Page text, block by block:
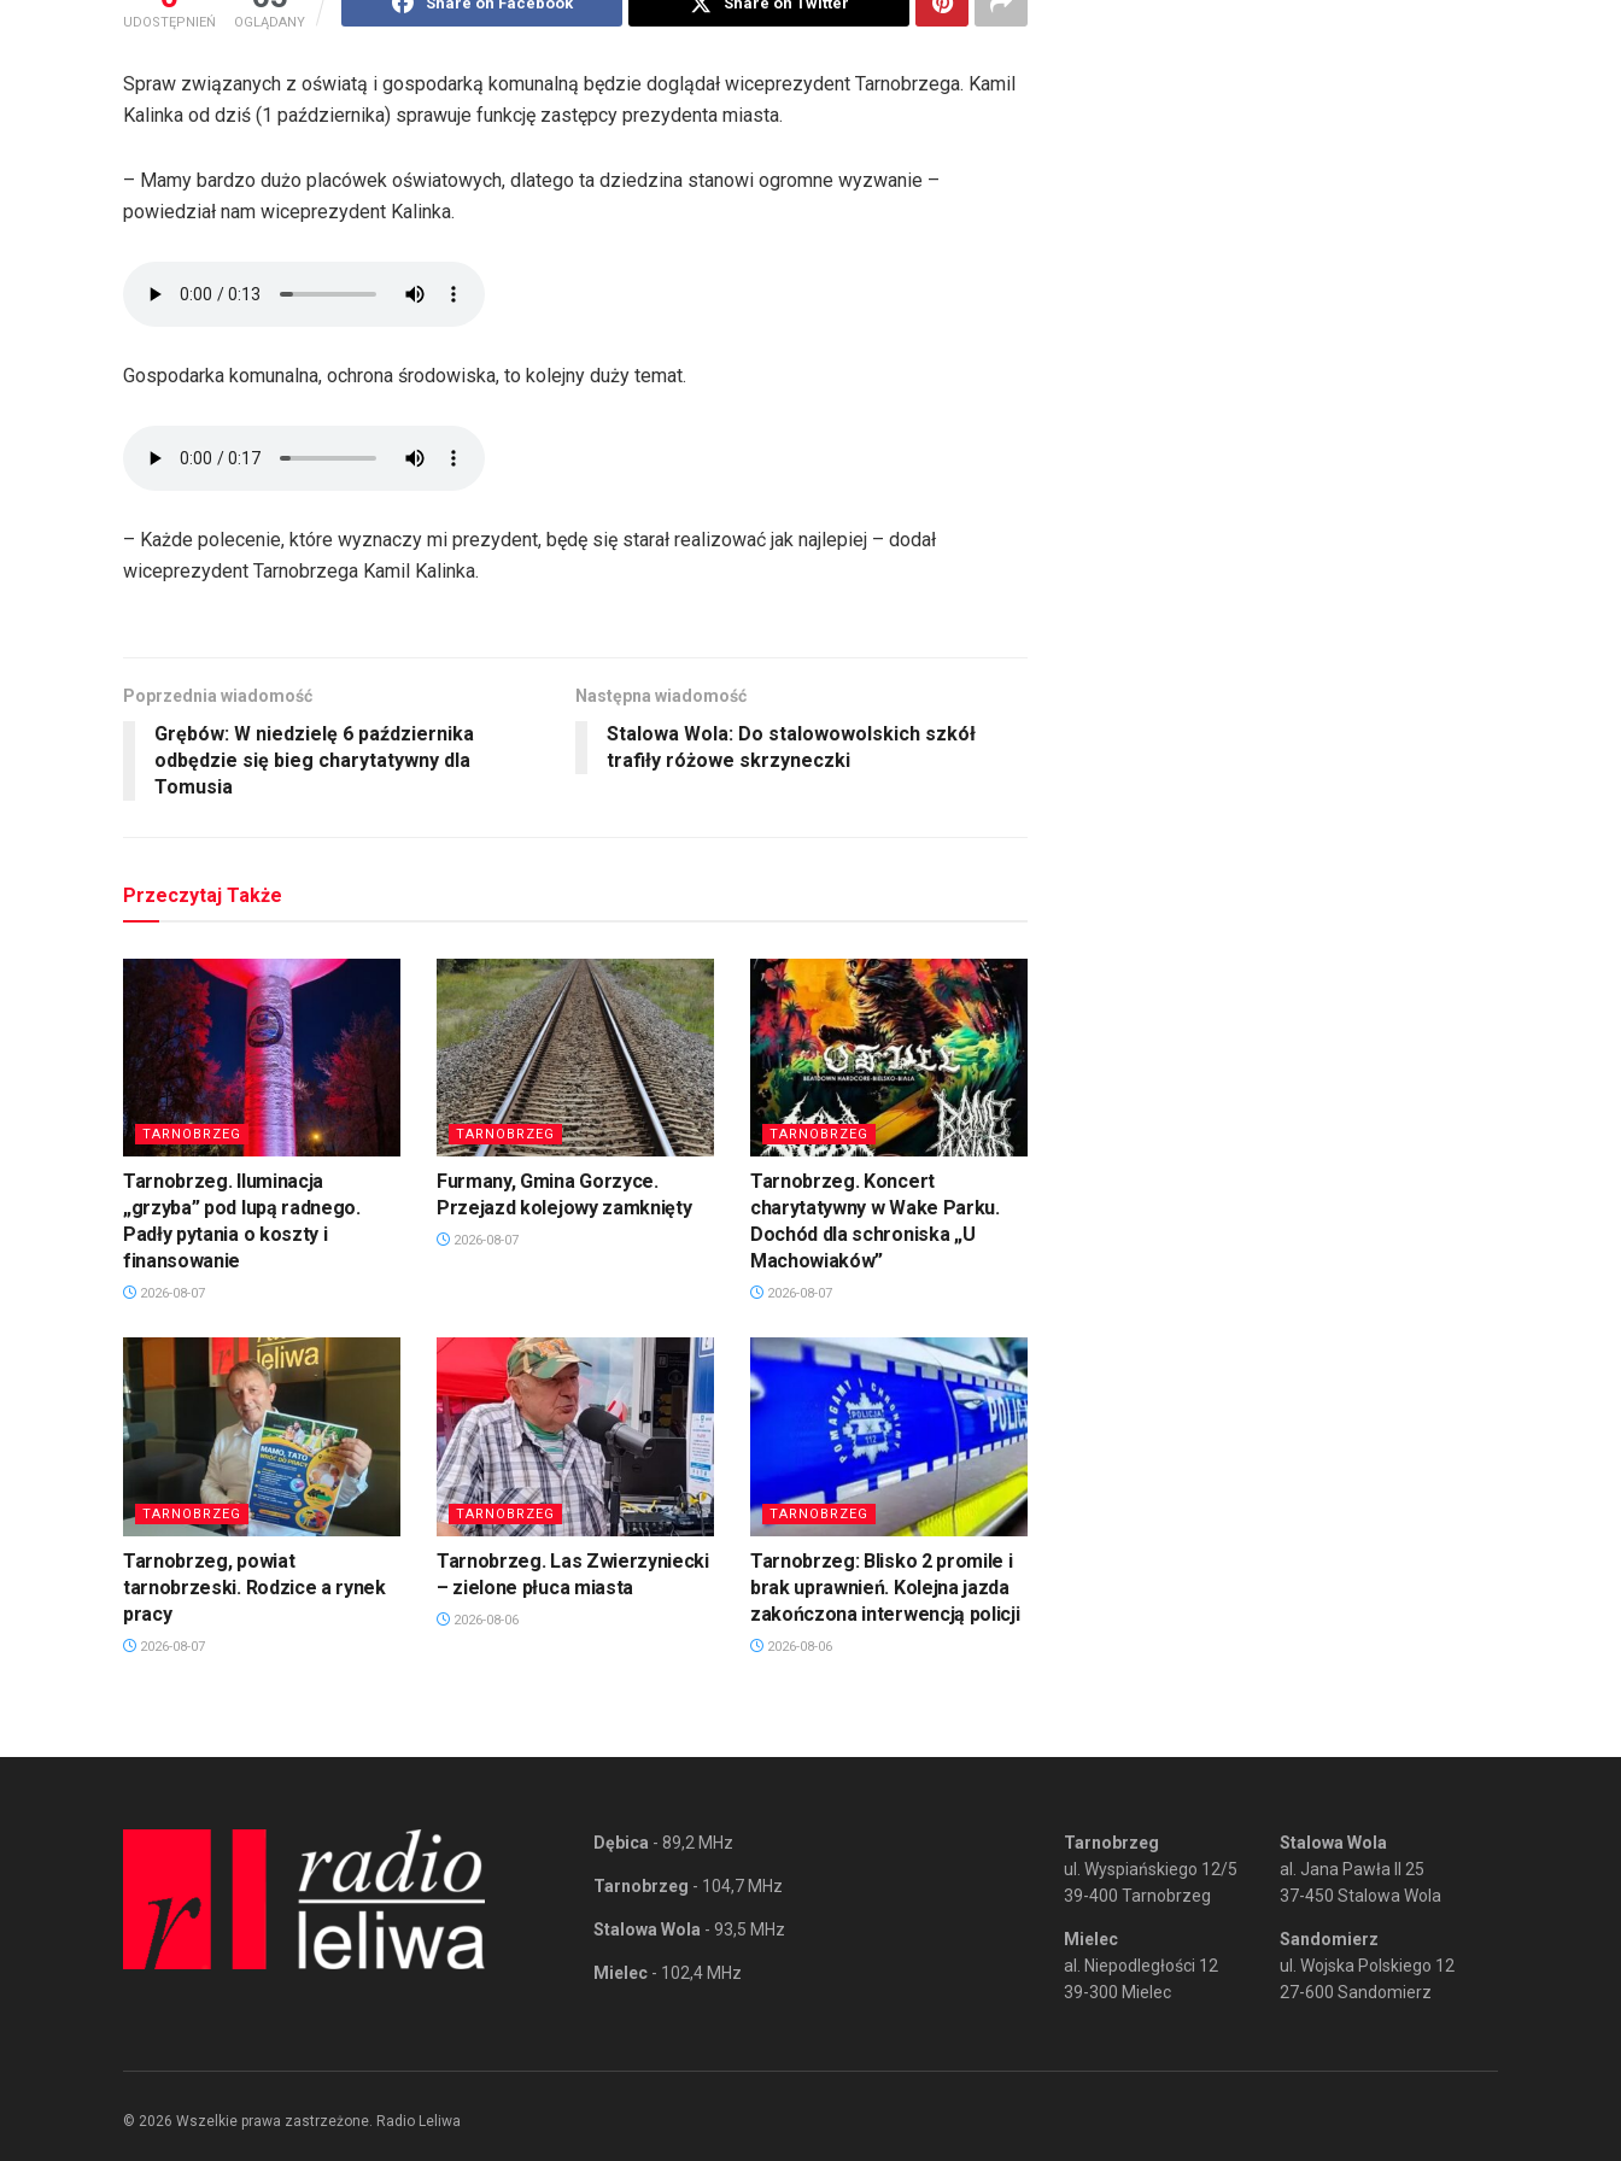
UDOSTĘPNIEŃ OGLĄDANY
Spraw związanych z oświatą i gospodarką komunalną będzie doglądał wiceprezydent Tarnobrzega. Kamil
Kalinka od dziś (1 października) sprawuje funkcję zastępcy prezydenta miasta.
– Mamy bardzo dużo placówek oświatowych, dlatego ta dziedzina stanowi ogromne wyzwanie –
powiedział nam wiceprezydent Kalinka.
Gospodarka komunalna, ochrona środowiska, to kolejny duży temat.
– Każde polecenie, które wyznaczy mi prezydent, będę się starał realizować jak najlepiej – dodał
wiceprezydent Tarnobrzega Kamil Kalinka.
Poprzednia wiadomość
Grębów: W niedzielę 6 października
odbędzie się bieg charytatywny dla
Tomusia
Następna wiadomość
Stalowa Wola: Do stalowowolskich szkół
trafiły różowe skrzyneczki
Przeczytaj Także
TARNOBRZEG
Tarnobrzeg. Iluminacja
„grzyba” pod lupą radnego.
Padły pytania o koszty i
finansowanie
2026-08-07
TARNOBRZEG
Furmany, Gmina Gorzyce.
Przejazd kolejowy zamknięty
2026-08-07
TARNOBRZEG
Tarnobrzeg. Koncert
charytatywny w Wake Parku.
Dochód dla schroniska „U
Machowiaków”
2026-08-07
TARNOBRZEG
Tarnobrzeg, powiat
tarnobrzeski. Rodzice a rynek
pracy
2026-08-07
TARNOBRZEG
Tarnobrzeg. Las Zwierzyniecki
– zielone płuca miasta
2026-08-06
TARNOBRZEG
Tarnobrzeg: Blisko 2 promile i
brak uprawnień. Kolejna jazda
zakończona interwencją policji
2026-08-06
Dębica - 89,2 MHz
Tarnobrzeg - 104,7 MHz
Stalowa Wola - 93,5 MHz
Mielec - 102,4 MHz
Tarnobrzeg
ul. Wyspiańskiego 12/5
39-400 Tarnobrzeg
Mielec
al. Niepodległości 12
39-300 Mielec
Stalowa Wola
al. Jana Pawła II 25
37-450 Stalowa Wola
Sandomierz
ul. Wojska Polskiego 12
27-600 Sandomierz
© 2026 Wszelkie prawa zastrzeżone. Radio Leliwa